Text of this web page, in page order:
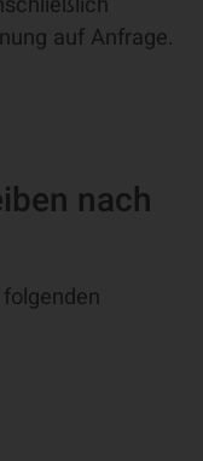
auf Anfrage.
nach